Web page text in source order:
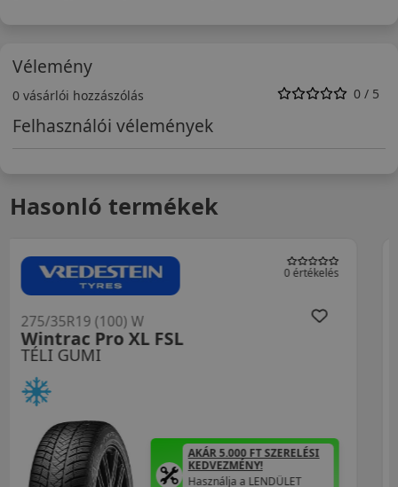
Vélemény
0 vásárlói hozzászólás 0 / 5
Felhasználói vélemények
Hasonló termékek
0 értékelés
TÉLI GUMI
Wintrac Pro+ XL FSL
275/35R19 (100) W